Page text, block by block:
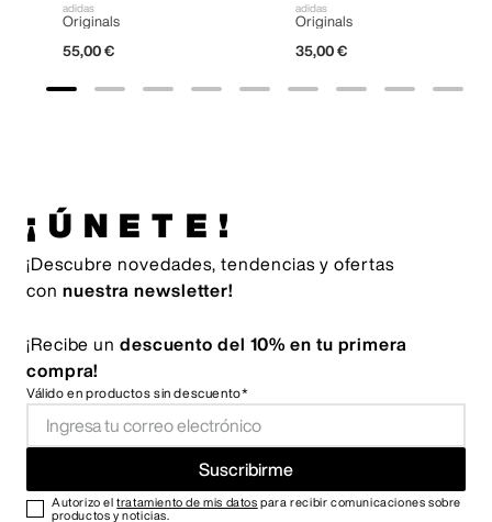
adidas
Originals
55,00 €
adidas
Originals
35,00 €
¡ÚNETE!
¡Descubre novedades, tendencias y ofertas
con nuestra newsletter!
¡Recibe un descuento del 10% en tu primera
compra!
Válido en productos sin descuento*
Suscribirme
Autorizo eltratamiento de mis datos para recibir comunicaciones sobre
productos y noticias.